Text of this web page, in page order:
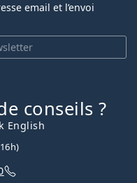
email et l’envoi
conseils ?
English